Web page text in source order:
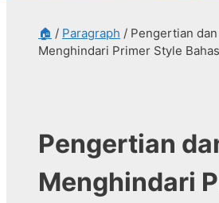
🏠 / Paragraph / Pengertian
Menghindari Primer Style
Pengertian
Menghindari